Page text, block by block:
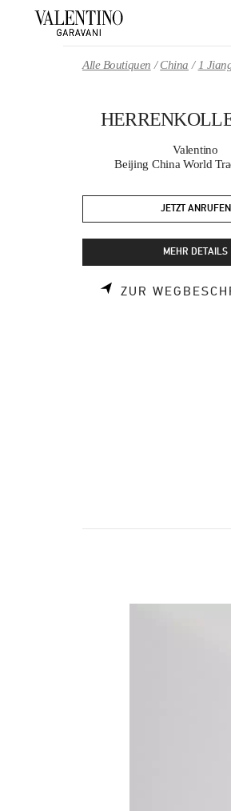
Alle Boutiquen China 1
Valentino
Beijing China World
JETZT ANRUFEN
MEHR DETAILS
ZUR